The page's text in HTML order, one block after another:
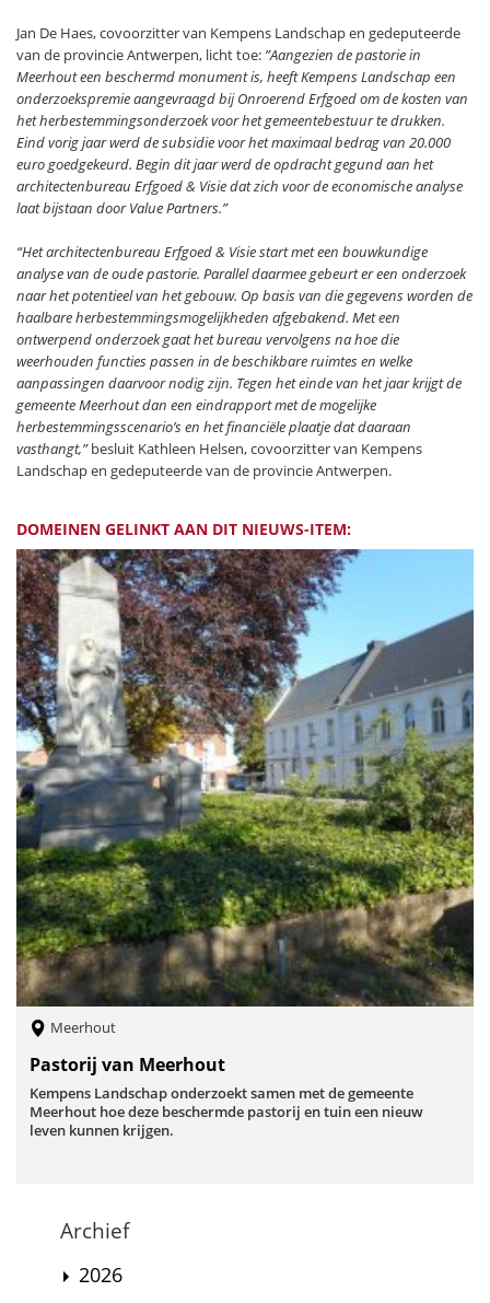
Jan De Haes, covoorzitter van Kempens Landschap en gedeputeerde
van de provincie Antwerpen, licht toe: ”Aangezien de pastorie in
Meerhout een beschermd monument is, heeft Kempens Landschap een
onderzoekspremie aangevraagd bij Onroerend Erfgoed om de kosten van
het herbestemmingsonderzoek voor het gemeentebestuur te drukken.
Eind vorig jaar werd de subsidie voor het maximaal bedrag van 20.000
euro goedgekeurd. Begin dit jaar werd de opdracht gegund aan het
architectenbureau Erfgoed & Visie dat zich voor de economische analyse
laat bijstaan door Value Partners.”
“Het architectenbureau Erfgoed & Visie start met een bouwkundige
analyse van de oude pastorie. Parallel daarmee gebeurt er een onderzoek
naar het potentieel van het gebouw. Op basis van die gegevens worden de
haalbare herbestemmingsmogelijkheden afgebakend. Met een
ontwerpend onderzoek gaat het bureau vervolgens na hoe die
weerhouden functies passen in de beschikbare ruimtes en welke
aanpassingen daarvoor nodig zijn. Tegen het einde van het jaar krijgt de
gemeente Meerhout dan een eindrapport met de mogelijke
herbestemmingsscenario’s en het financiële plaatje dat daaraan
vasthangt,”besluit Kathleen Helsen, covoorzitter van Kempens
Landschap en gedeputeerde van de provincie Antwerpen.
DOMEINEN GELINKT AAN DIT NIEUWS-ITEM:
Meerhout
Pastorij van Meerhout
Kempens Landschap onderzoekt samen met de gemeente
Meerhout hoe deze beschermde pastorij en tuin een nieuw
leven kunnen krijgen.
Archief
2026